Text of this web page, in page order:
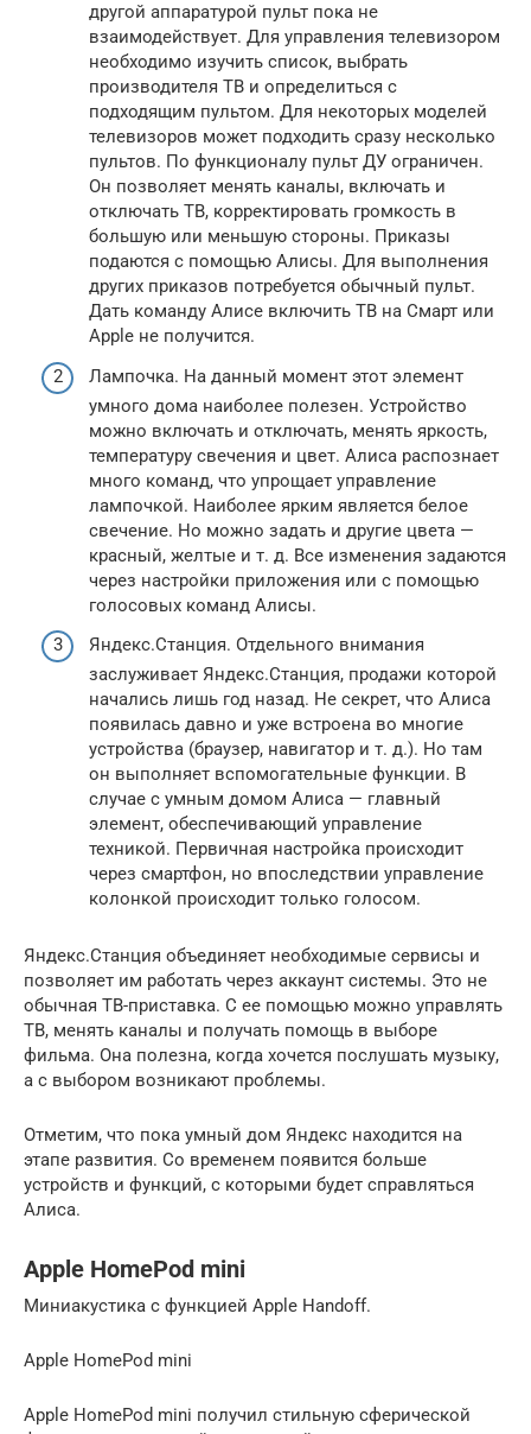
другой аппаратурой пульт пока не
взаимодействует. Для управления телевизором
необходимо изучить список, выбрать
производителя ТВ и определиться с
подходящим пультом. Для некоторых моделей
телевизоров может подходить сразу несколько
пультов. По функционалу пульт ДУ ограничен.
Он позволяет менять каналы, включать и
отключать ТВ, корректировать громкость в
большую или меньшую стороны. Приказы
подаются с помощью Алисы. Для выполнения
других приказов потребуется обычный пульт.
Дать команду Алисе включить ТВ на Смарт или
Apple не получится.
Лампочка. На данный момент этот элемент
умного дома наиболее полезен. Устройство
можно включать и отключать, менять яркость,
температуру свечения и цвет. Алиса распознает
много команд, что упрощает управление
лампочкой. Наиболее ярким является белое
свечение. Но можно задать и другие цвета —
красный, желтые и т. д. Все изменения задаются
через настройки приложения или с помощью
голосовых команд Алисы.
Яндекс.Станция. Отдельного внимания
заслуживает Яндекс.Станция, продажи которой
начались лишь год назад. Не секрет, что Алиса
появилась давно и уже встроена во многие
устройства (браузер, навигатор и т. д.). Но там
он выполняет вспомогательные функции. В
случае с умным домом Алиса — главный
элемент, обеспечивающий управление
техникой. Первичная настройка происходит
через смартфон, но впоследствии управление
колонкой происходит только голосом.
Яндекс.Станция объединяет необходимые сервисы и
позволяет им работать через аккаунт системы. Это не
обычная ТВ-приставка. С ее помощью можно управлять
ТВ, менять каналы и получать помощь в выборе
фильма. Она полезна, когда хочется послушать музыку,
а с выбором возникают проблемы.
Отметим, что пока умный дом Яндекс находится на
этапе развития. Со временем появится больше
устройств и функций, с которыми будет справляться
Алиса.
Apple HomePod mini
Миниакустика с функцией Apple Handoff.
Apple HomePod mini
Apple HomePod mini получил стильную сферической